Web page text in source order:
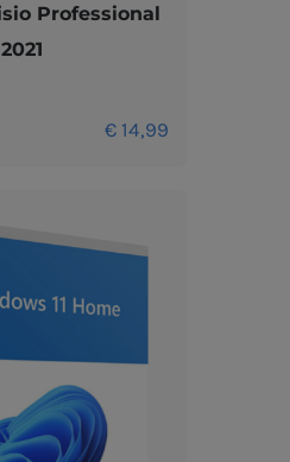
Professional
2021
€ 14,99